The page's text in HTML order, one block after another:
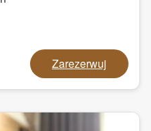
Zarezerwuj